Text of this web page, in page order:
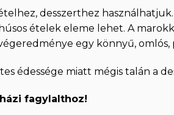
desszerthez
ételek eleme lehet. A
egy könnyű,
édessége miatt mégis talán a
fagylalthoz!